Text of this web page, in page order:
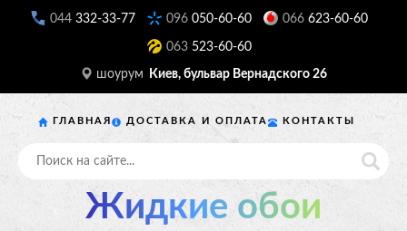
044 332-33-77 096 050-60-60 066 623-60-60
063 523-60-60
шоурум Киев, бульвар Вернадского 26
ГЛАВНАЯ ДОСТАВКА И ОПЛАТА КОНТАКТЫ
Жидкие обои